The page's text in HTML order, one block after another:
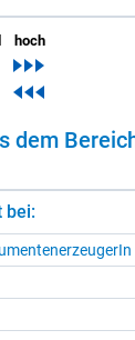
hoch
dem
bei: